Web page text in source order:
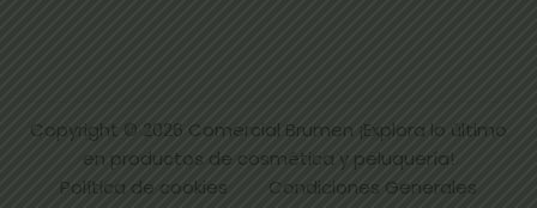
Copyright © 2026 Comercial Brumen ¡Explora lo último
en productos de cosmética y peluquería!
Política de cookies
Condiciones Generales